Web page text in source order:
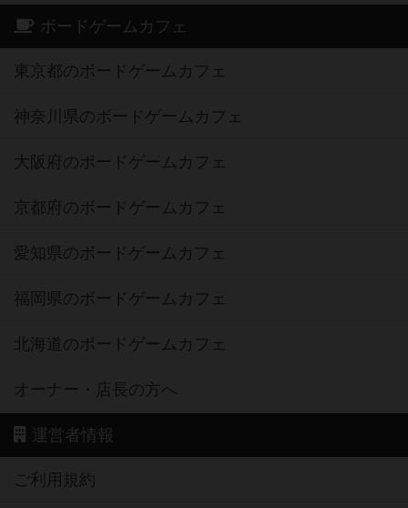
ボードゲームカフェ
東京都のボードゲームカフェ
神奈川県のボードゲームカフェ
大阪府のボードゲームカフェ
京都府のボードゲームカフェ
愛知県のボードゲームカフェ
福岡県のボードゲームカフェ
北海道のボードゲームカフェ
オーナー・店長の方へ
運営者情報
ご利用規約